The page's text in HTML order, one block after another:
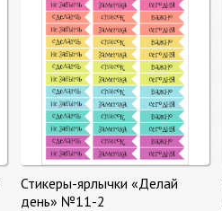
Стикеры-ярлычки «Делай
день» №11-2